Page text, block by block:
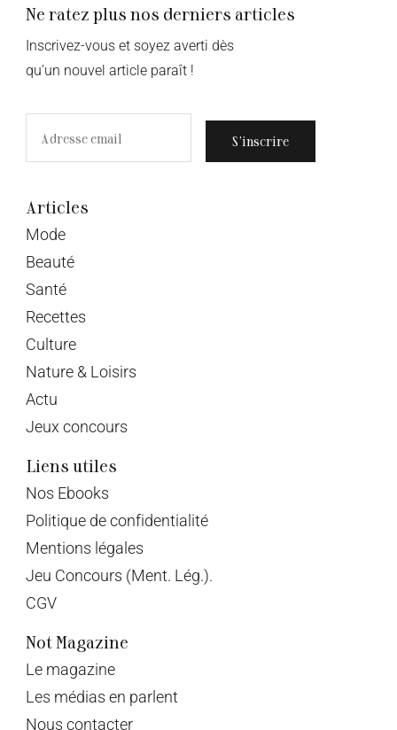
Ne ratez plus nos derniers articles
Inscrivez-vous et soyez averti dès
qu’un nouvel article paraît !
S’inscrire
Articles
Mode
Beauté
Santé
Recettes
Culture
Nature & Loisirs
Actu
Jeux concours
Liens utiles
Nos Ebooks
Politique de confidentialité
Mentions légales
Jeu Concours (Ment. Lég.).
CGV
Not Magazine
Le magazine
Les médias en parlent
Nous contacter